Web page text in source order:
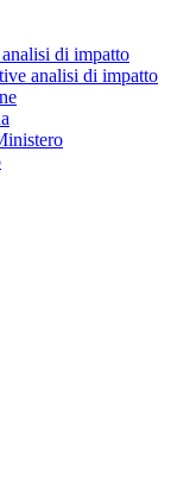
di impatto
analisi di impatto